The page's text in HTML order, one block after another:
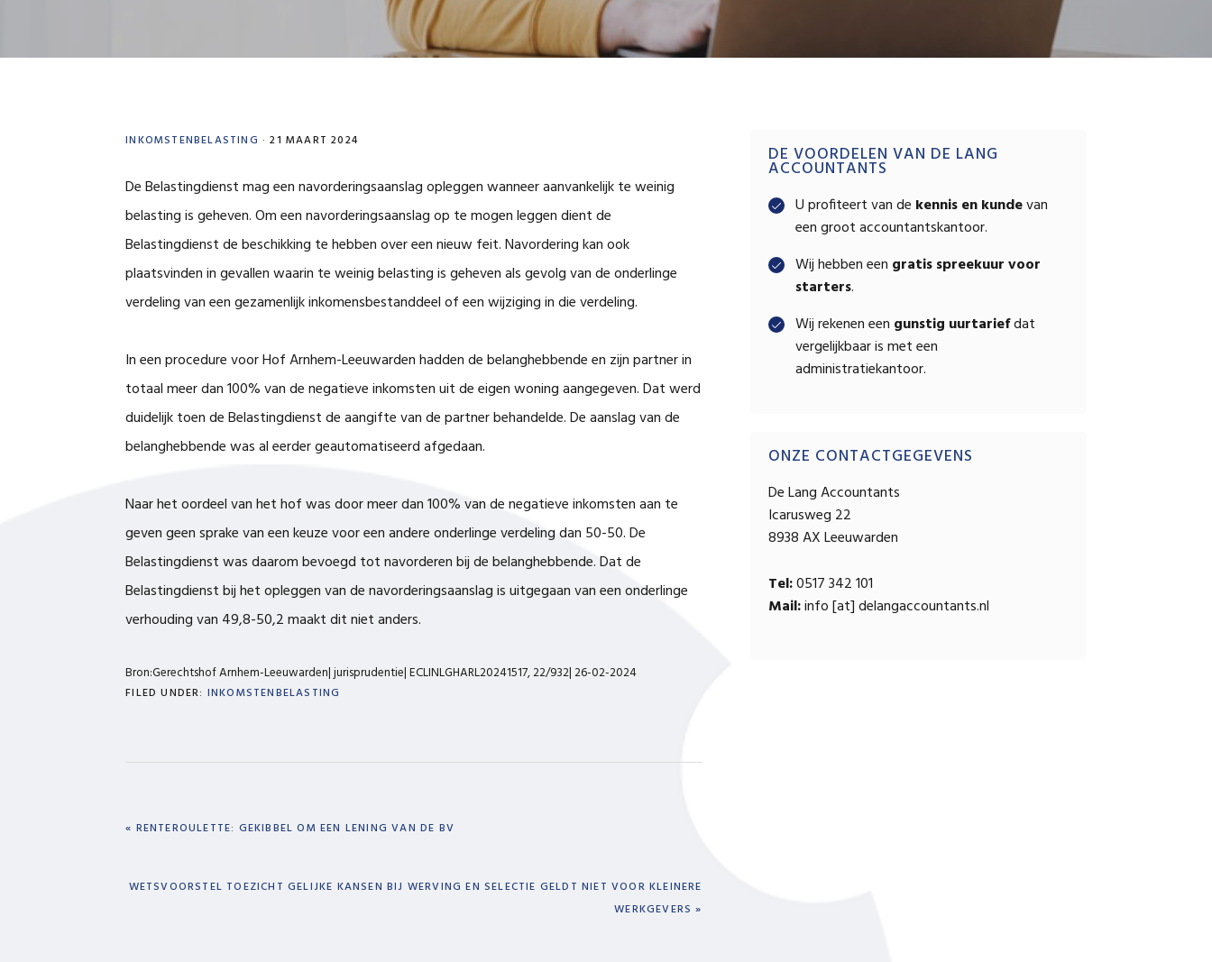
INKOMSTENBELASTING · 21 MAART 2024
De Belastingdienst mag een navorderingsaanslag opleggen wanneer aanvankelijk te weinig
belasting is geheven. Om een navorderingsaanslag op te mogen leggen dient de
Belastingdienst de beschikking te hebben over een nieuw feit. Navordering kan ook
plaatsvinden in gevallen waarin te weinig belasting is geheven als gevolg van de onderlinge
verdeling van een gezamenlijk inkomensbestanddeel of een wijziging in die verdeling.
In een procedure voor Hof Arnhem-Leeuwarden hadden de belanghebbende en zijn partner in
totaal meer dan 100% van de negatieve inkomsten uit de eigen woning aangegeven. Dat werd
duidelijk toen de Belastingdienst de aangifte van de partner behandelde. De aanslag van de
belanghebbende was al eerder geautomatiseerd afgedaan.
Naar het oordeel van het hof was door meer dan 100% van de negatieve inkomsten aan te
geven geen sprake van een keuze voor een andere onderlinge verdeling dan 50-50. De
Belastingdienst was daarom bevoegd tot navorderen bij de belanghebbende. Dat de
Belastingdienst bij het opleggen van de navorderingsaanslag is uitgegaan van een onderlinge
verhouding van 49,8-50,2 maakt dit niet anders.
Bron:Gerechtshof Arnhem-Leeuwarden| jurisprudentie| ECLINLGHARL20241517, 22/932| 26-02-2024
FILED UNDER: INKOMSTENBELASTING
PREVIOUS
« RENTEROULETTE: GEKIBBEL OM EEN LENING VAN DE BV
NEXT
WETSVOORSTEL TOEZICHT GELIJKE KANSEN BIJ WERVING EN SELECTIE GELDT NIET VOOR KLEINERE
WERKGEVERS »
Primary
Sidebar
DE VOORDELEN VAN DE LANG
ACCOUNTANTS
U profiteert van de kennis en kundevan
een groot accountantskantoor.
Wij hebben een gratis spreekuur voor
starters.
Wij rekenen een gunstig uurtariefdat
vergelijkbaar is met een
administratiekantoor.
ONZE CONTACTGEGEVENS
De Lang Accountants
Icarusweg 22
8938 AX Leeuwarden
Tel:0517 342 101
Mail:info [at] delangaccountants.nl